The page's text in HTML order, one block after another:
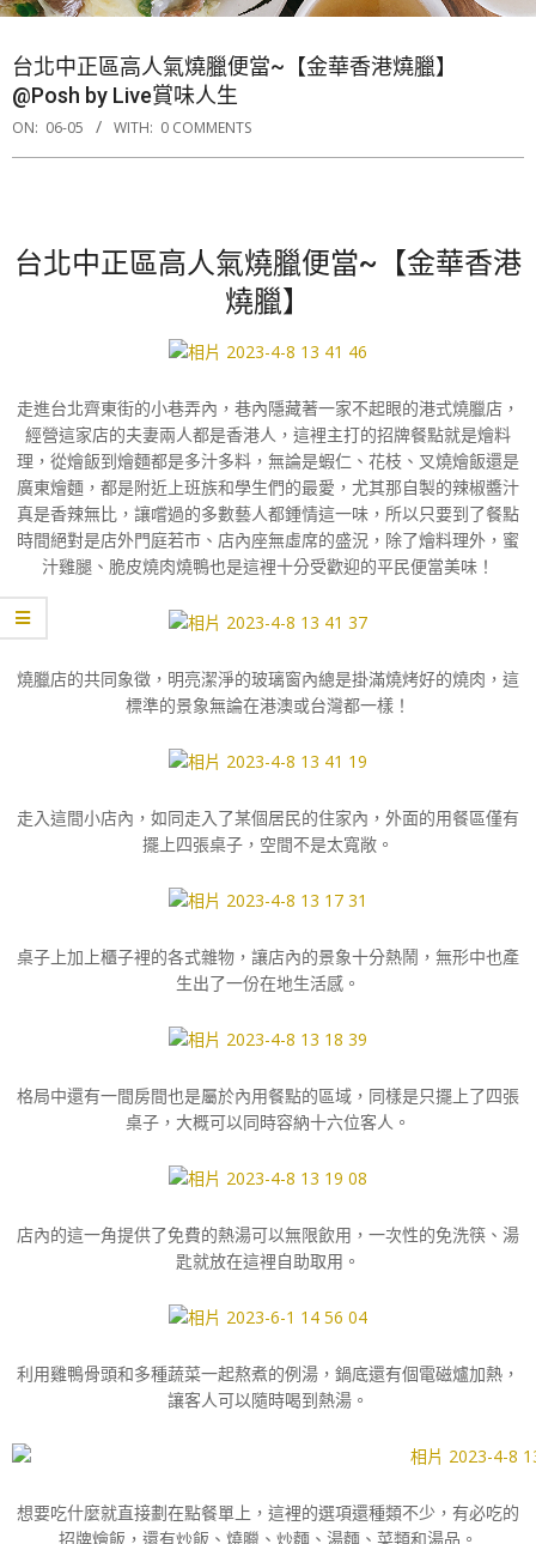
台北中正區高人氣燒臘便當~【金華香港燒臘】
@Posh by Live賞味人生
ON: 06-05 WITH: 0 COMMENTS
台北中正區高人氣燒臘便當~【金華香港
燒臘】
走進台北齊東街的小巷弄內，巷內隱藏著一家不起眼的港式燒臘店，
經營這家店的夫妻兩人都是香港人，這裡主打的招牌餐點就是燴料
理，從燴飯到燴麵都是多汁多料，無論是蝦仁、花枝、叉燒燴飯還是
廣東燴麵，都是附近上班族和學生們的最愛，尤其那自製的辣椒醬汁
真是香辣無比，讓嚐過的多數藝人都鍾情這一味，所以只要到了餐點
時間絕對是店外門庭若市、店內座無虛席的盛況，除了燴料理外，蜜
汁雞腿、脆皮燒肉燒鴨也是這裡十分受歡迎的平民便當美味！
燒臘店的共同象徵，明亮潔淨的玻璃窗內總是掛滿燒烤好的燒肉，這
標準的景象無論在港澳或台灣都一樣！
走入這間小店內，如同走入了某個居民的住家內，外面的用餐區僅有
擺上四張桌子，空間不是太寬敞。
桌子上加上櫃子裡的各式雜物，讓店內的景象十分熱鬧，無形中也產
生出了一份在地生活感。
格局中還有一間房間也是屬於內用餐點的區域，同樣是只擺上了四張
桌子，大概可以同時容納十六位客人。
店內的這一角提供了免費的熱湯可以無限飲用，一次性的免洗筷、湯
匙就放在這裡自助取用。
利用雞鴨骨頭和多種蔬菜一起熬煮的例湯，鍋底還有個電磁爐加熱，
讓客人可以隨時喝到熱湯。
想要吃什麼就直接劃在點餐單上，這裡的選項還種類不少，有必吃的
招牌燴飯，還有炒飯、燒臘、炒麵、湯麵、菜類和湯品。